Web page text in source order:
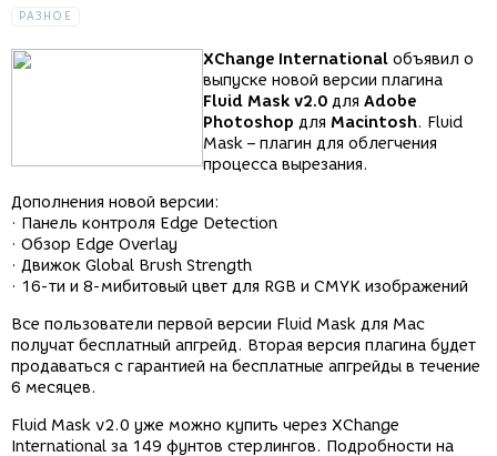
РАЗНОЕ
XChange International объявил о
выпуске новой версии плагина
Fluid Mask v2.0 для Adobe
Photoshop для Macintosh. Fluid
Mask – плагин для облегчения
процесса вырезания.
Дополнения новой версии:
· Панель контроля Edge Detection
· Обзор Edge Overlay
· Движок Global Brush Strength
· 16-ти и 8-мибитовый цвет для RGB и CMYK изображений
Все пользователи первой версии Fluid Mask для Mac
получат бесплатный апгрейд. Вторая версия плагина будет
продаваться с гарантией на бесплатные апгрейды в течение
6 месяцев.
Fluid Mask v2.0 уже можно купить через XChange
International за 149 фунтов стерлингов. Подробности на